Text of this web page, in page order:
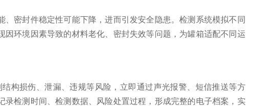
密封件稳定性可能下降，进而引发安全隐患。检测系统模拟不同
环境因素导致的材料老化、密封失效等问题，为罐箱适配不同运
损伤、泄漏、违规等风险，立即通过声光报警、短信推送等方
检测时间、检测数据、风险处置过程，形成完整的电子档案，实